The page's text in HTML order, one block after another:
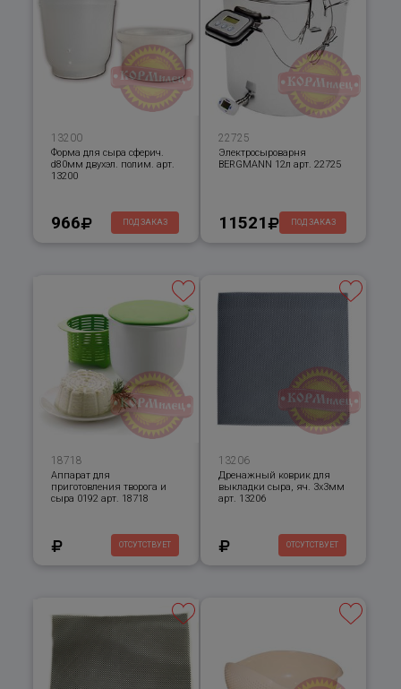
13200
Форма для сыра сферич.
d80мм двухэл. полим. арт.
13200
966 ПОД ЗАКАЗ
22725
Электросыроварня
BERGMANN 12л арт. 22725
11521 ПОД ЗАКАЗ
18718
Аппарат для
приготовления творога и
сыра 0192 арт. 18718
ОТСУТСТВУЕТ
13206
Дренажный коврик для
выкладки сыра, яч. 3х3мм
арт. 13206
ОТСУТСТВУЕТ